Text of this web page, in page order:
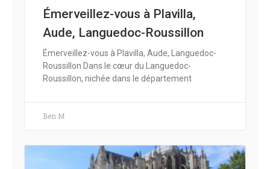
Émerveillez-vous à Plavilla,
Aude, Languedoc-Roussillon
Émerveillez-vous à Plavilla, Aude, Languedoc-
Roussillon Dans le cœur du Languedoc-
Roussillon, nichée dans le département
Ben M